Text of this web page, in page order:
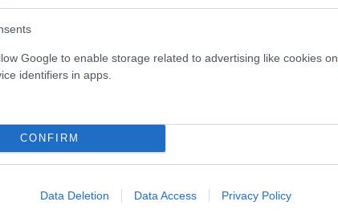
Google to enable storage related to advertising like cookies on
identifiers in apps.
CONFIRM
Data Deletion Data Access Privacy Policy
(30 παρών)
(30 παρών)